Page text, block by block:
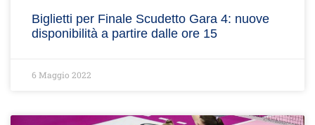
Biglietti per Finale Scudetto Gara 4: nuove
disponibilità a partire dalle ore 15
6 Maggio 2022